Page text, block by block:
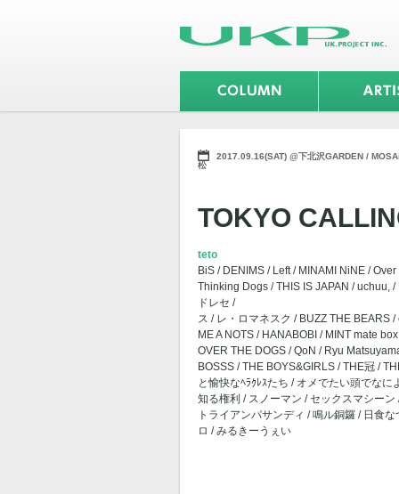
2017.09.16(SAT) @下北沢GARDEN /
松
TOKYO
teto
BiS / DENIMS / Left / MINAMI NiNE /
Thinking Dogs / THIS IS JAPAN / uchuu,
ドレセ /
ス / レ・ロマネスク / BUZZ THE BEARS
ME A NOTS / HANABOBI / MINT mate
OVER THE DOGS / QoN / Ryu
BOSSS / THE BOYS&GIRLS / THE冠 /
と愉快なﾍﾗｸﾚｽたち / オメでたい頭でな
知る権利 / スノーマン / セックスマシー
トライアンパサンディ / 鳴ル銅鑼 / 日食
ロ / みるきーうぇい